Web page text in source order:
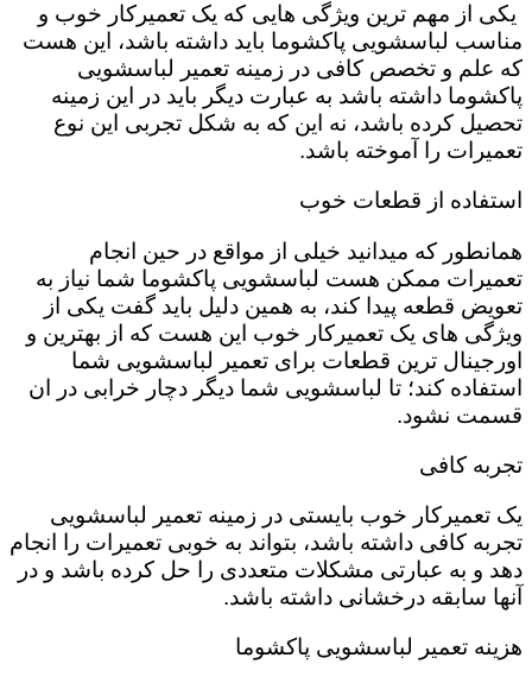
یکی از مهم ترین ویژگی هایی که یک تعمیرکار خوب و
مناسب لباسشویی پاکشوما باید داشته باشد، این هست
که علم و تخصص کافی در زمینه تعمیر لباسشویی
پاکشوما داشته باشد به عبارت دیگر باید در این زمینه
تحصیل کرده باشد، نه این که به شکل تجربی این نوع
تعمیرات را آموخته باشد.
استفاده از قطعات خوب
همانطور که میدانید خیلی از مواقع در حین انجام
تعمیرات ممکن هست لباسشویی پاکشوما شما نیاز به
تعویض قطعه پیدا کند، به همین دلیل باید گفت یکی از
ویژگی های یک تعمیرکار خوب این هست که از بهترین و
اورجینال ترین قطعات برای تعمیر لباسشویی شما
استفاده کند؛ تا لباسشویی شما دیگر دچار خرابی در ان
قسمت نشود.
تجربه کافی
یک تعمیرکار خوب بایستی در زمینه تعمیر لباسشویی
تجربه کافی داشته باشد، بتواند به خوبی تعمیرات را انجام
دهد و به عبارتی مشکلات متعددی را حل کرده باشد و در
آنها سابقه درخشانی داشته باشد.
هزینه تعمیر لباسشویی پاکشوما